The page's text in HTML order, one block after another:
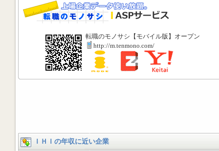
転職のモノサシ【モバイル版】オープン
http://m.tenmono.com/
ＩＨＩの年収に近い企業